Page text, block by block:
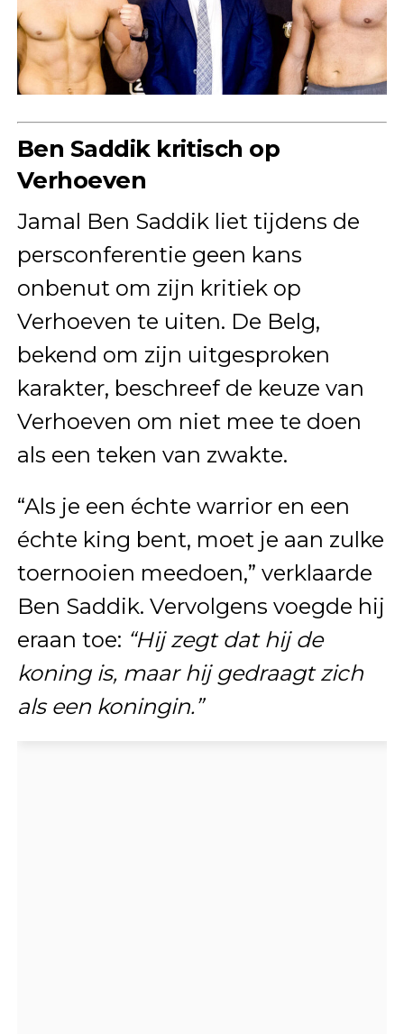
Ben Saddik kritisch op
Verhoeven
Jamal Ben Saddik liet tijdens de
persconferentie geen kans
onbenut om zijn kritiek op
Verhoeven te uiten. De Belg,
bekend om zijn uitgesproken
karakter, beschreef de keuze van
Verhoeven om niet mee te doen
als een teken van zwakte.
“Als je een échte warrior en een
échte king bent, moet je aan zulke
toernooien meedoen,” verklaarde
Ben Saddik. Vervolgens voegde hij
eraan toe: “Hij zegt dat hij de
koning is, maar hij gedraagt zich
als een koningin.”